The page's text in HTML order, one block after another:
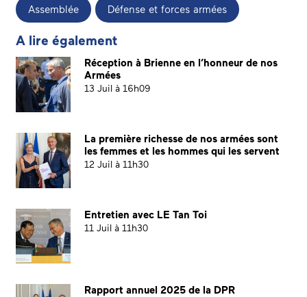
Assemblée Défense et forces armées
A lire également
Réception à Brienne en l’honneur de nos
Armées
13 Juil à 16h09
La première richesse de nos armées sont
les femmes et les hommes qui les servent
12 Juil à 11h30
Entretien avec LE Tan Toi
11 Juil à 11h30
Rapport annuel 2025 de la DPR